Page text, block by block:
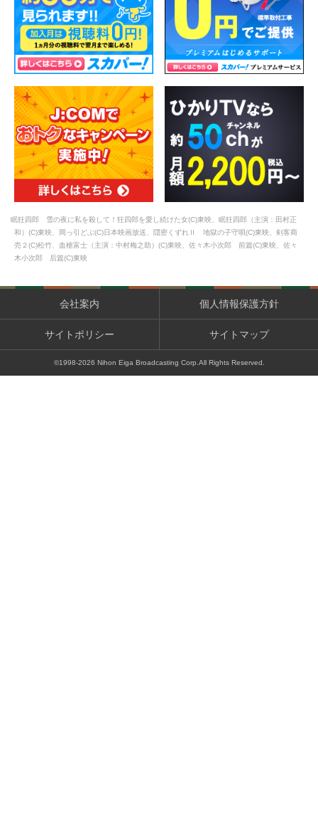
眠狂四郎 雪の夜に私を殺して！狂四郎を愛し続けた女(C)東映、眠狂四郎（主演：田村正
和）(C)東映、岡っ引どぶ(C)日本映画放送、隠密くずれⅡ 地獄の子守唄(C)東映、剣客商
売２(C)松竹、血槍富士（主演：中村梅之助）(C)東映、佐々木小次郎 前篇(C)東映、佐々
木小次郎 后篇(C)東映
会社案内 個人情報保護方針
サイトポリシー サイトマップ
©1998-2026 Nihon Eiga Broadcasting Corp.All Rights Reserved.